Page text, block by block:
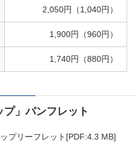
2,050円（1,040円）
1,900円（960円）
1,740円（880円）
プ」パンフレット
プリーフレット[PDF:4.3 MB]